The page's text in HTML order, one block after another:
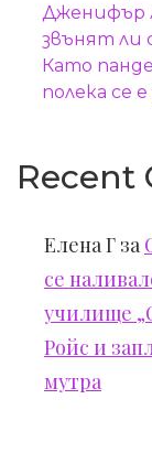
Дженифър
звънят ли
Като
полека се
Recent
Елена Г за
се
училище
Ройс и
мутра